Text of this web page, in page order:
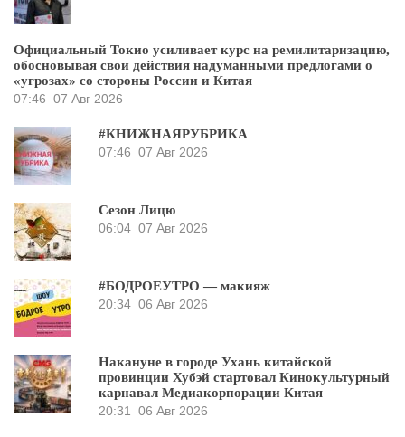
Официальный Токио усиливает курс на ремилитаризацию,
обосновывая свои действия надуманными предлогами о
«угрозах» со стороны России и Китая
07:46 07 Авг 2026
#КНИЖНАЯРУБРИКА
07:46 07 Авг 2026
Сезон Лицю
06:04 07 Авг 2026
#БОДРОЕУТРО — макияж
20:34 06 Авг 2026
Накануне в городе Ухань китайской
провинции Хубэй стартовал Кинокультурный
карнавал Медиакорпорации Китая
20:31 06 Авг 2026